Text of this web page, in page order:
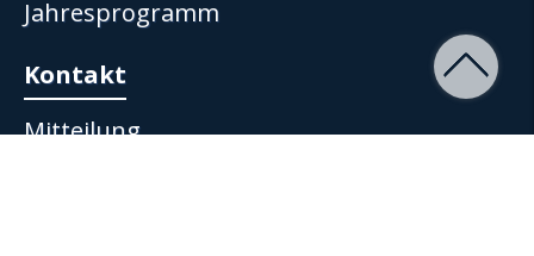
Jahresprogramm
Kontakt
Mitteilung